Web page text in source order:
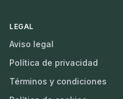
LEGAL
Aviso legal
Política de privacidad
Términos y condiciones